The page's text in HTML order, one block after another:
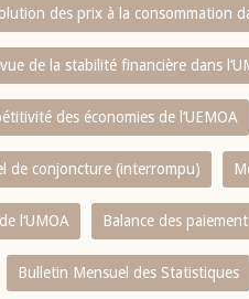
des prix à la consommation
de la stabilité financière dans
des économies de l‘UEMOA
de conjoncture (interrompu)
l‘UMOA Balance des
Bulletin Mensuel des Statistiques